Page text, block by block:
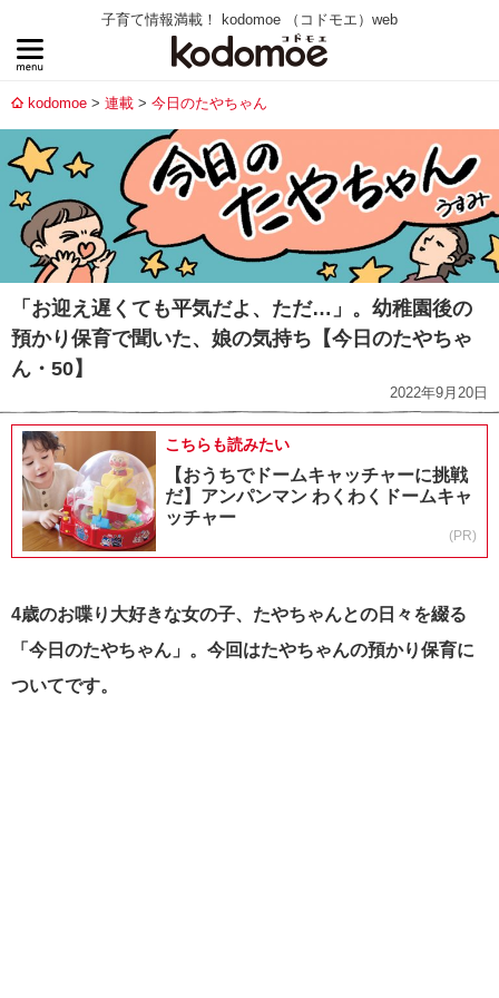
子育て情報満載！ kodomoe （コドモエ）web
kodomoe 連載 今日のたやちゃん
「お迎え遅くても平気だよ、ただ…」。幼稚園後の
預かり保育で聞いた、娘の気持ち【今日のたやちゃ
ん・50】
2022年9月20日
こちらも読みたい
【おうちでドームキャッチャーに挑戦
だ】アンパンマン わくわくドームキャ
ッチャー
(PR)
4歳のお喋り大好きな女の子、たやちゃんとの日々を綴る
「今日のたやちゃん」。今回はたやちゃんの預かり保育に
ついてです。